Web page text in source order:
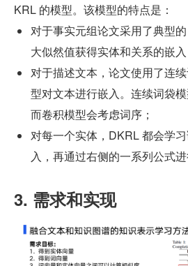
KRL 的模型。该模型的特点是：
对于事实元组论文采用了典型
大似然值获得实体和关系的嵌入
对于描述文本，论文使用了连
型对文本进行嵌入。连续词袋
而卷积模型会考虑词序；
对每一个实体，DKRL 都会学
入，再通过右侧的一系列公式进
3. 需求和实现